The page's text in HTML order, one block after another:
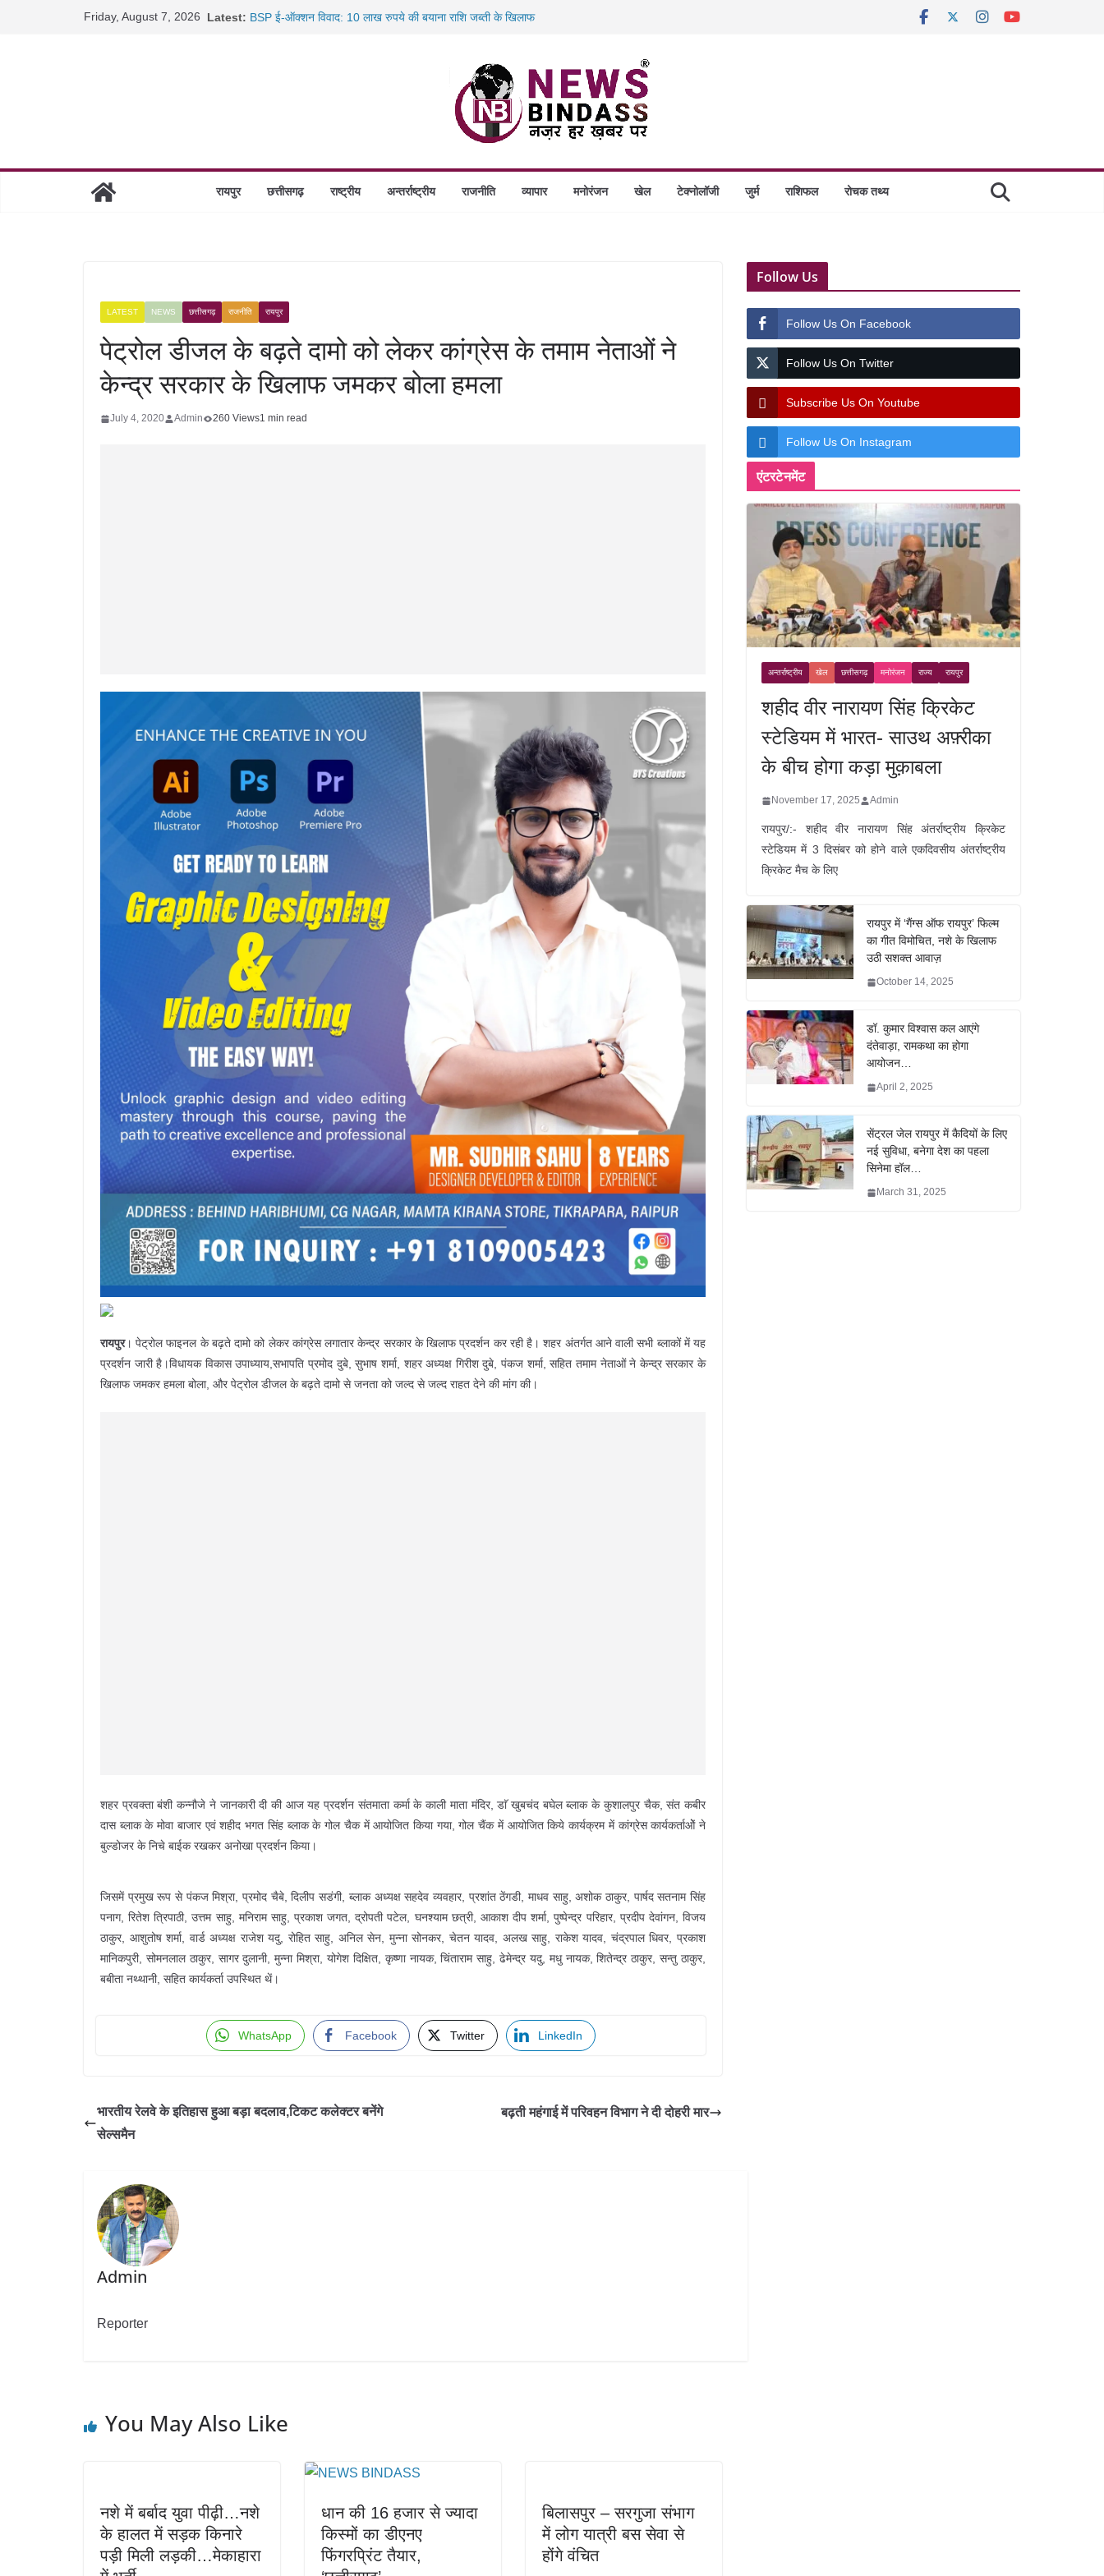
Friday, August 7, 2026 Latest: BSP ई-ऑक्शन विवाद: 10 लाख रुपये की बयाना राशि जब्ती के खिलाफ
छत्तीसगढ़ में 1460 गोधाम होंगे स्थापित, हर विकासखंड के 10 उत्कृष्ट गोठानों
साइबर ठगी पर दुर्ग पुलिस का बड़ा एक्शन: 13 म्यूल बैंक खाताधारक गिरफ्तार
रायपुर छत्तीसगढ़ राष्ट्रीय अन्तर्राष्ट्रीय राजनीति व्यापार मनोरंजन खेल टेक्नोलॉजी जुर्म राशिफल रोचक तथ्य
LATEST NEWS छत्तीसगढ़ राजनीति रायपुर
पेट्रोल डीजल के बढ़ते दामो को लेकर कांग्रेस के तमाम नेताओं ने
केन्द्र सरकार के खिलाफ जमकर बोला हमला
July 4, 2020 Admin 260 Views1 min read
रायपुर। पेट्रोल फाइनल के बढ़ते दामो को लेकर कांग्रेस लगातार केन्द्र सरकार के खिलाफ प्रदर्शन कर रही है। शहर अंतर्गत आने वाली सभी ब्लाकों में यह
प्रदर्शन जारी है।विधायक विकास उपाध्याय,सभापति प्रमोद दुबे, सुभाष शर्मा, शहर अध्यक्ष गिरीश दुबे, पंकज शर्मा, सहित तमाम नेताओं ने केन्द्र सरकार के
खिलाफ जमकर हमला बोला, और पेट्रोल डीजल के बढ़ते दामो से जनता को जल्द से जल्द राहत देने की मांग की।
शहर प्रवक्ता बंशी कन्नौजे ने जानकारी दी की आज यह प्रदर्शन संतमाता कर्मा के काली माता मंदिर, डाॅ खुबचंद बघेल ब्लाक के कुशालपुर चैक, संत कबीर
दास ब्लाक के मोवा बाजार एवं शहीद भगत सिंह ब्लाक के गोल चैक में आयोजित किया गया, गोल चैंक में आयोजित किये कार्यक्रम में कांग्रेस कार्यकर्ताओें ने
बुल्डोजर के निचे बाईक रखकर अनोखा प्रदर्शन किया।
जिसमें प्रमुख रूप से पंकज मिश्रा, प्रमोद चैबे, दिलीप सडंगी, ब्लाक अध्यक्ष सहदेव व्यवहार, प्रशांत ठेंगडी, माधव साहु, अशोक ठाकुर, पार्षद सतनाम सिंह
पनाग, रितेश त्रिपाठी, उत्तम साहु, मनिराम साहु, प्रकाश जगत, द्रोपती पटेल, घनश्याम छत्री, आकाश दीप शर्मा, पुष्पेन्द्र परिहार, प्रदीप देवांगन, विजय
ठाकुर, आशुतोष शर्मा, वार्ड अध्यक्ष राजेश यदु, रोहित साहु, अनिल सेन, मुन्ना सोनकर, चेतन यादव, अलख साहु, राकेश यादव, चंद्रपाल धिवर, प्रकाश
मानिकपुरी, सोमनलाल ठाकुर, सागर दुलानी, मुन्ना मिश्रा, योगेश दिक्षित, कृष्णा नायक, चिंताराम साहु, ढेमेन्द्र यदु, मधु नायक, शितेन्द्र ठाकुर, सन्तु ठाकुर,
बबीता नथ्थानी, सहित कार्यकर्ता उपस्थित थें।
WhatsApp Facebook Twitter LinkedIn
भारतीय रेलवे के इतिहास हुआ बड़ा बदलाव,टिकट कलेक्टर बनेंगे
सेल्समैन
बढ़ती महंगाई में परिवहन विभाग ने दी दोहरी मार
Admin
Reporter
You May Also Like
नशे में बर्बाद युवा पीढ़ी…नशे
के हालत में सड़क किनारे
पड़ी मिली लड़की…मेकाहारा
धान की 16 हजार से ज्यादा
किस्मों का डीएनए
फिंगरप्रिंट तैयार,
बिलासपुर – सरगुजा संभाग
में लोग यात्री बस सेवा से
होंगे वंचित
Follow Us
Follow Us On Facebook
Follow Us On Twitter
Subscribe Us On Youtube
Follow Us On Instagram
एंटरटेनमेंट
अन्तर्राष्ट्रीय खेल छत्तीसगढ़ मनोरंजन राज्य रायपुर
शहीद वीर नारायण सिंह क्रिकेट
स्टेडियम में भारत- साउथ अफ़्रीका
के बीच होगा कड़ा मुक़ाबला
November 17, 2025 Admin
रायपुर/:- शहीद वीर नारायण सिंह अंतर्राष्ट्रीय क्रिकेट
स्टेडियम में 3 दिसंबर को होने वाले एकदिवसीय अंतर्राष्ट्रीय
क्रिकेट मैच के लिए
रायपुर में ‘गैंग्स ऑफ रायपुर’ फिल्म
का गीत विमोचित, नशे के खिलाफ
उठी सशक्त आवाज़
October 14, 2025
डॉ. कुमार विश्वास कल आएंगे
दंतेवाड़ा, रामकथा का होगा
आयोजन…
April 2, 2025
सेंट्रल जेल रायपुर में कैदियों के लिए
नई सुविधा, बनेगा देश का पहला
सिनेमा हॉल…
March 31, 2025